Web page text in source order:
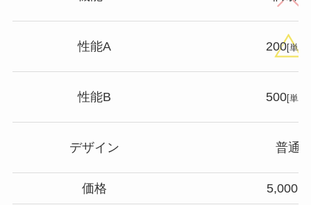
性能A 200[単位]
性能B 500[単位]
デザイン 普通
価格 5,000円